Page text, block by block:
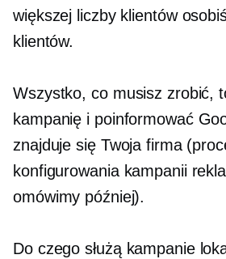
większej liczby klientów
klientów.
Wszystko, co musisz zrobić,
kampanię i poinformować
znajduje się Twoja firma
konfigurowania kampanii
omówimy później).
Do czego służą kampanie